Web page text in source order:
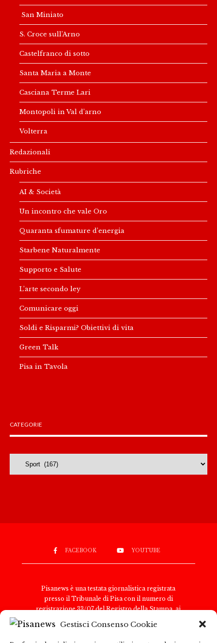
Gestisci Consenso Cookie
San Miniato
S. Croce sull’Arno
Castelfranco di sotto
Santa Maria a Monte
Casciana Terme Lari
Montopoli in Val d’arno
Volterra
Redazionali
Rubriche
AI & Società
Un incontro che vale Oro
Quaranta sfumature d’energia
Starbene Naturalmente
Supporto e Salute
L’arte secondo ley
Comunicare oggi
Soldi e Risparmi? Obiettivi di vita
Green Talk
Pisa in Tavola
CATEGORIE
Categorie
FACEBOOK YOUTUBE
Pisanews è una testata giornalistica registrata
presso il Tribunale di Pisa con il numero di
registrazione 33/07 del Registro della Stampa, ai
responsabile è Antonio Tognoli.